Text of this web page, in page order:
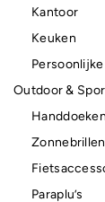
Kantoor
Keuken
Outdoor &
Handdoeken
Zonnebrillen
Paraplu’s